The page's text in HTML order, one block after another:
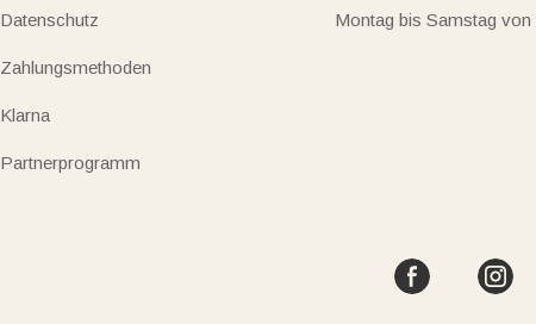
Datenschutz
Zahlungsmethoden
Klarna
Partnerprogramm
Montag bis Samstag